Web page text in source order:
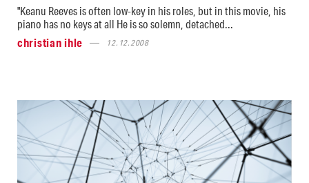
"Keanu Reeves is often low-key in his roles, but in this movie, his
piano has no keys at all He is so solemn, detached...
christian ihle
12.12.2008